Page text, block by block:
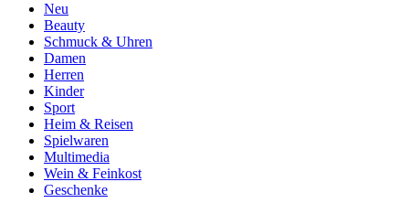
Neu
Beauty
Schmuck & Uhren
Damen
Herren
Kinder
Sport
Heim & Reisen
Spielwaren
Multimedia
Wein & Feinkost
Geschenke